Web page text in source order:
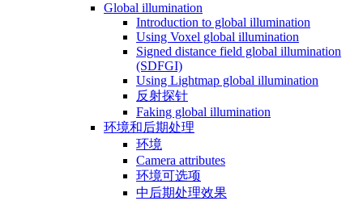
Global illumination
Introduction to global illumination
Using Voxel global illumination
Signed distance field global illumination
(SDFGI)
Using Lightmap global illumination
反射探针
Faking global illumination
环境和后期处理
环境
Camera attributes
环境可选项
中后期处理效果